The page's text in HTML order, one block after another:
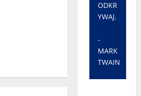
ODKR
YWAJ.
-
MARK
TWAIN